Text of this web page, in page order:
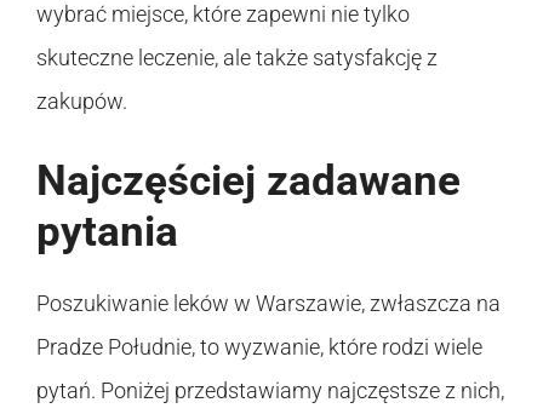
wybrać miejsce, które zapewni nie tylko
skuteczne leczenie, ale także satysfakcję z
zakupów.
Najczęściej zadawane
pytania
Poszukiwanie leków w Warszawie, zwłaszcza na
Pradze Południe, to wyzwanie, które rodzi wiele
pytań. Poniżej przedstawiamy najczęstsze z nich,